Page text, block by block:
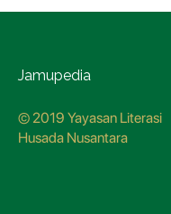
Jamupedia
© 2019 Yayasan Literasi
Husada Nusantara